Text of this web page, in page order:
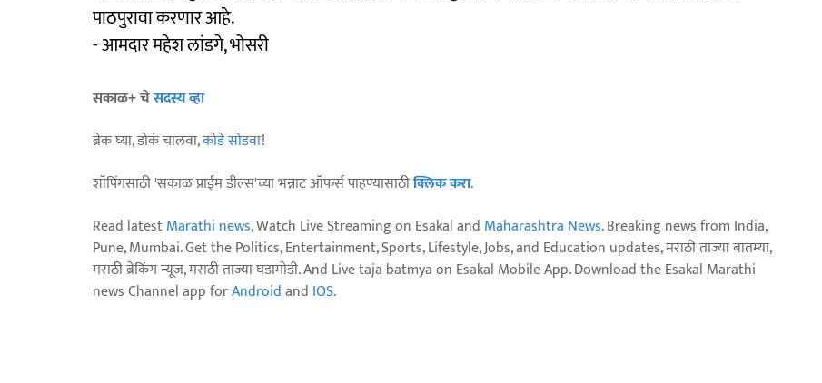
पाठपुरावा करणार आहे.
- आमदार महेश लांडगे, भोसरी
सकाळ+ चेसदस्य व्हा
ब्रेक घ्या, डोकं चालवा,कोडे सोडवा!
शॉपिंगसाठी 'सकाळ प्राईम डील्स'च्या भन्नाट ऑफर्स पाहण्यासाठीक्लिक करा.
Read latestMarathi news, Watch Live Streaming on Esakal and Maharashtra News. Breaking news from India,
Pune, Mumbai. Get the Politics, Entertainment, Sports, Lifestyle, Jobs, and Education updates, मराठी ताज्या बातम्या,
मराठी ब्रेकिंग न्यूज, मराठी ताज्या घडामोडी. And Live taja batmya on Esakal Mobile App. Download the Esakal Marathi
news Channel app forAndroidand IOS.